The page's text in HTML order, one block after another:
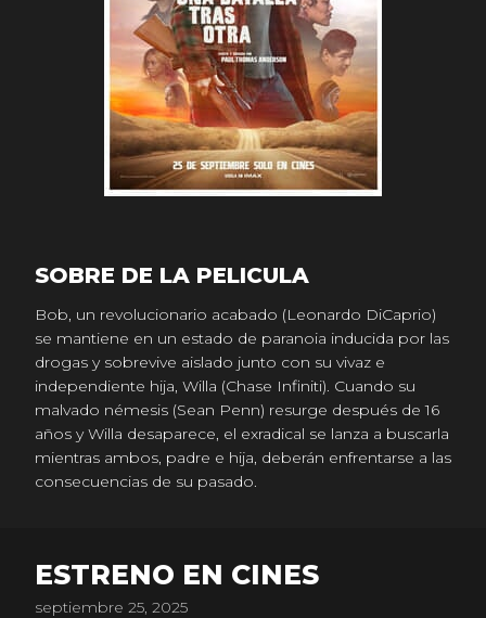
SOBRE DE LA PELICULA
Bob, un revolucionario acabado (Leonardo DiCaprio)
se mantiene en un estado de paranoia inducida por las
drogas y sobrevive aislado junto con su vivaz e
independiente hija, Willa (Chase Infiniti). Cuando su
malvado némesis (Sean Penn) resurge después de 16
años y Willa desaparece, el exradical se lanza a buscarla
mientras ambos, padre e hija, deberán enfrentarse a las
consecuencias de su pasado.
ESTRENO EN CINES
septiembre 25, 2025